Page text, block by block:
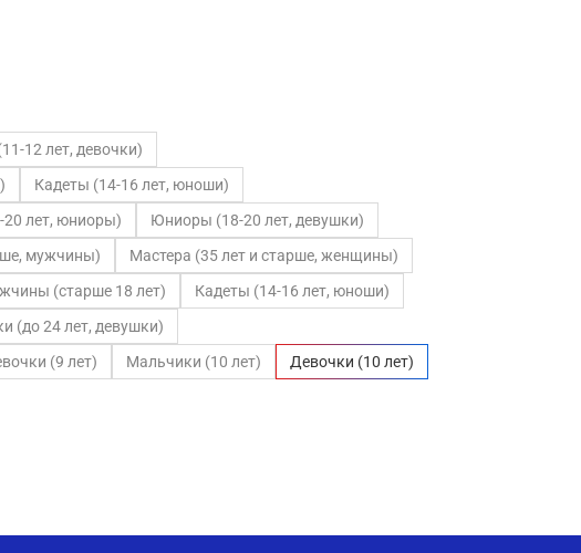
12 лет, девочки)
Кадеты (14-16 лет, юноши)
лет, юниоры)
Юниоры (18-20 лет, девушки)
мужчины)
Мастера (35 лет и старше, женщины)
(старше 18 лет)
Кадеты (14-16 лет, юноши)
(до 24 лет, девушки)
(9 лет) Мальчики (10 лет) Девочки (10 лет)